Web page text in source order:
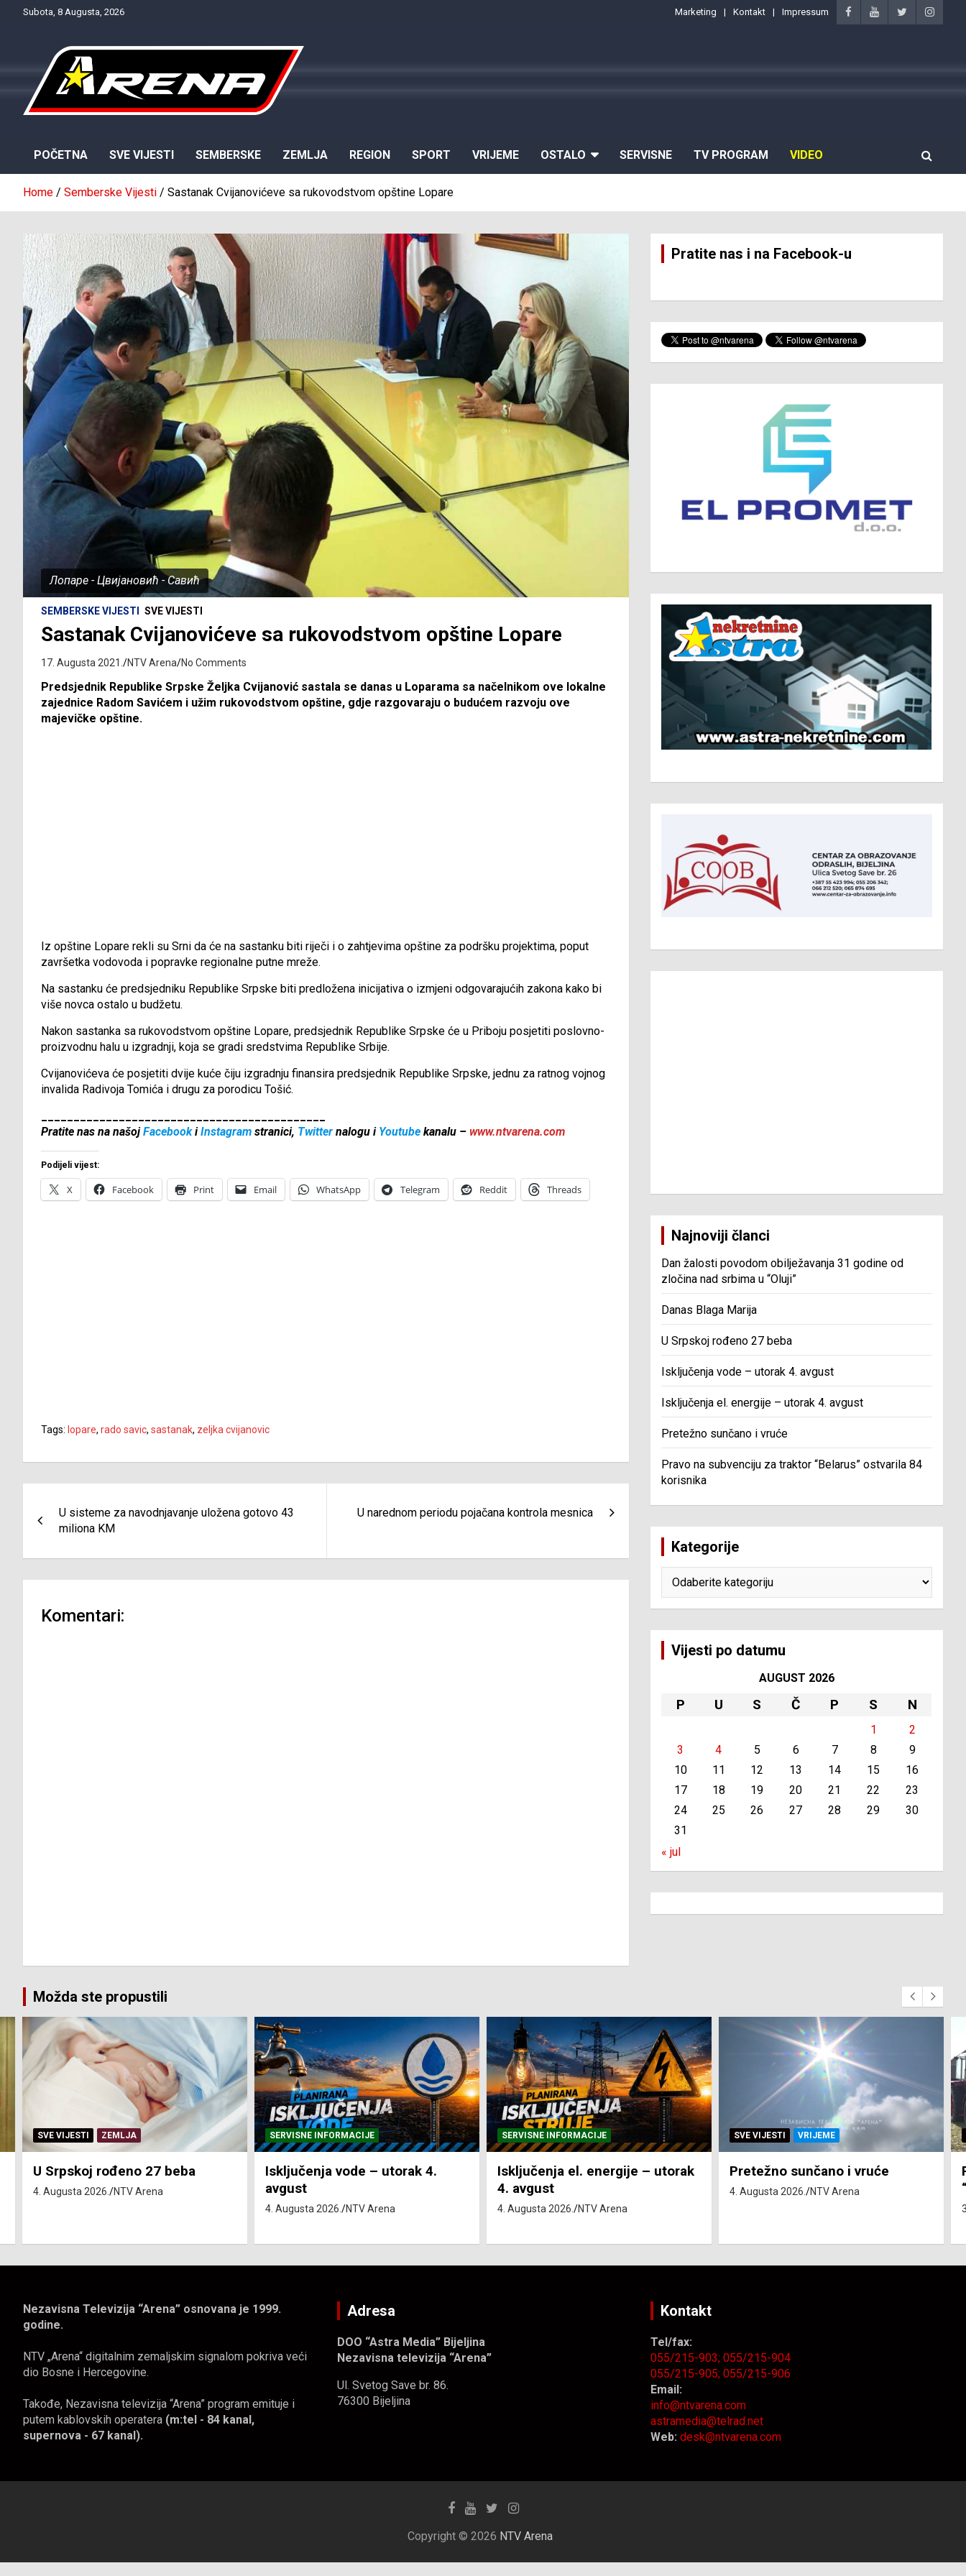
Subota, 8 Augusta, 2026 Marketing Kontakt Impressum
POČETNA SVE VIJESTI SEMBERSKE ZEMLJA REGION SPORT VRIJEME OSTALO SERVISNE TV PROGRAM VIDEO
Home Semberske Vijesti Sastanak Cvijanovićeve sa rukovodstvom opštine Lopare
Лопаре - Цвијановић - Савић
SEMBERSKE VIJESTI SVE VIJESTI
Sastanak Cvijanovićeve sa rukovodstvom opštine Lopare
17. Augusta 2021. NTV Arena No Comments
Predsjednik Republike Srpske Željka Cvijanović sastala se danas u Loparama sa načelnikom ove lokalne
zajednice Radom Savićem i užim rukovodstvom opštine, gdje razgovaraju o budućem razvoju ove
majevičke opštine.
Iz opštine Lopare rekli su Srni da će na sastanku biti riječi i o zahtjevima opštine za podršku projektima, poput
završetka vodovoda i popravke regionalne putne mreže.
Na sastanku će predsjedniku Republike Srpske biti predložena inicijativa o izmjeni odgovarajućih zakona kako bi
više novca ostalo u budžetu.
Nakon sastanka sa rukovodstvom opštine Lopare, predsjednik Republike Srpske će u Priboju posjetiti poslovno-
proizvodnu halu u izgradnji, koja se gradi sredstvima Republike Srbije.
Cvijanovićeva će posjetiti dvije kuće čiju izgradnju finansira predsjednik Republike Srpske, jednu za ratnog vojnog
invalida Radivoja Tomića i drugu za porodicu Tošić.
Pratite nas na našojFacebookiInstagram stranici, Twitter nalogu i Youtube kanalu – www.ntvarena.com
Podijeli vijest:
X Facebook Print Email WhatsApp Telegram Reddit Threads
Tags: lopare, rado savic, sastanak, zeljka cvijanovic
članaka
U sisteme za navodnjavanje uložena gotovo 43
miliona KM
U narednom periodu pojačana kontrola mesnica
Komentari:
Pratite nas i na Facebook-u
Najnoviji članci
Dan žalosti povodom obilježavanja 31 godine od
zločina nad srbima u “Oluji”
Danas Blaga Marija
U Srpskoj rođeno 27 beba
Isključenja vode – utorak 4. avgust
Isključenja el. energije – utorak 4. avgust
Pretežno sunčano i vruće
Pravo na subvenciju za traktor “Belarus” ostvarila 84
korisnika
Kategorije
Vijesti po datumu
AUGUST 2026
P U S Č P S N
1
2
3
4 5 6 7 8
9
10
11 12 13 14 15
16
17
18 19 20 21 22
23
24
25 26 27 28 29
30
31
« jul
Možda ste propustili
SERVISNE INFORMACIJE
Isključenja vode – utorak 4.
avgust
SERVISNE INFORMACIJE
Isključenja el. energije – utorak
4. avgust
4. Augusta 2026. NTV Arena
SVE VIJESTI VRIJEME
Pretežno sunčano i vruće
4. Augusta 2026.
SVE VIJESTI ZEMLJA
Pravo na subvenciju za traktor
“Belarus” ostvarila 84 korisnika
Nezavisna Televizija “Arena” osnovana je 1999.
godine.
NTV „Arena“ digitalnim zemaljskim signalom pokriva veći
dio Bosne i Hercegovine.
Takođe, Nezavisna televizija “Arena” program emituje i
putem kablovskih operatera (m:tel - 84 kanal,
supernova - 67 kanal).
Adresa
DOO “Astra Media” Bijeljina
Nezavisna televizija “Arena”
Ul. Svetog Save br. 86.
76300 Bijeljina
Kontakt
Tel/fax:
055/215-903;055/215-904
055/215-905;055/215-906
Email:
info@ntvarena.com
astramedia@telrad.net
Web: desk@ntvarena.com
Copyright © 2026 NTV Arena